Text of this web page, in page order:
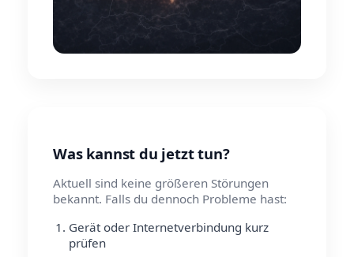
Was kannst du jetzt tun?
Aktuell sind keine größeren Störungen
bekannt. Falls du dennoch Probleme hast:
Gerät oder Internetverbindung kurz
prüfen